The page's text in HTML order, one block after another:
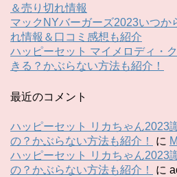
＆売り切れ情報
マックNYバーガーズ2023いつか
れ情報＆口コミ感想も紹介
ハッピーセット マイメロディ・
きる？かぶらない方法も紹介！
最近のコメント
ハッピーセット リカちゃん2023
の？かぶらない方法も紹介！
に
ハッピーセット リカちゃん2023
の？かぶらない方法も紹介！
に